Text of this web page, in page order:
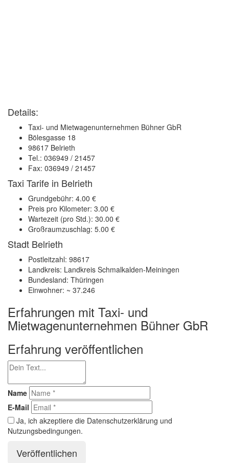
Details:
Taxi- und Mietwagenunternehmen Bühner GbR
Bölesgasse 18
98617 Belrieth
Tel.: 036949 / 21457
Fax: 036949 / 21457
Taxi Tarife in Belrieth
Grundgebühr: 4.00 €
Preis pro Kilometer: 3.00 €
Wartezeit (pro Std.): 30.00 €
Großraumzuschlag: 5.00 €
Stadt Belrieth
Postleitzahl: 98617
Landkreis: Landkreis Schmalkalden-Meiningen
Bundesland: Thüringen
Einwohner: ~ 37.246
Erfahrungen mit Taxi- und
Mietwagenunternehmen Bühner GbR
Erfahrung veröffentlichen
Name
E-Mail
Ja, ich akzeptiere die Datenschutzerklärung und
Nutzungsbedingungen.